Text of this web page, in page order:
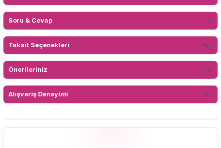
Soru & Cevap
Taksit Seçenekleri
Önerileriniz
Alışveriş Deneyimi